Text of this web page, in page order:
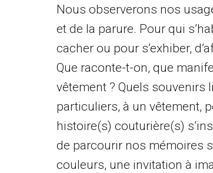
Nous observerons nos
et de la parure. Pour qui
cacher ou pour s’exhiber,
Que raconte-t-on, que
vêtement ? Quels souvenirs
particuliers, à un vêtement,
histoire(s) couturière(s)
de parcourir nos mémoires
couleurs, une invitation à